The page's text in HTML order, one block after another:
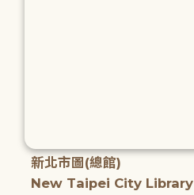
新北市圖(總館)
New Taipei City Library